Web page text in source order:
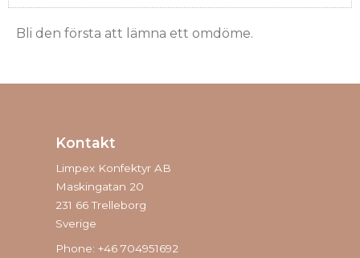
Bli den första att lämna ett omdöme.
Kontakt
Limpex Konfektyr AB
Maskingatan 20
231 66 Trelleborg
Sverige
Phone: +46 704951692